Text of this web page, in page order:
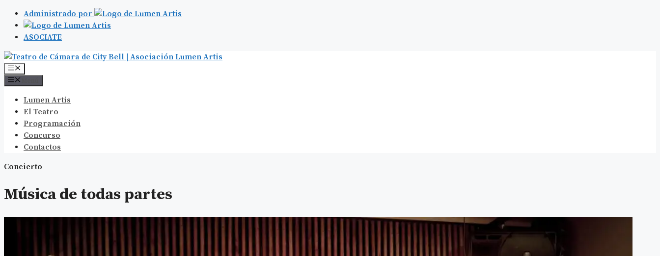
Administrado por
ASOCIATE
Saltar
al
contenido
Menú
Lumen Artis
El Teatro
Programación
Concurso
Contactos
Concierto
Música de todas partes